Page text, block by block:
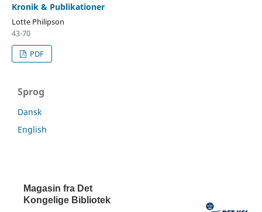
Kronik & Publikationer
Lotte Philipson
43-70
PDF
Sprog
Dansk
English
Magasin fra Det
Kongelige Bibliotek